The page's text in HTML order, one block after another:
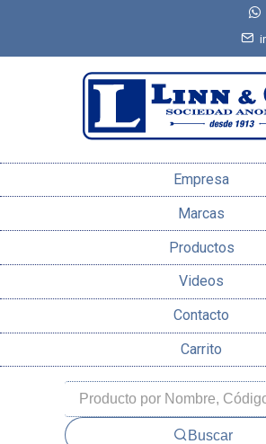
Empresa
Marcas
Productos
Videos
Contacto
Carrito
Buscar